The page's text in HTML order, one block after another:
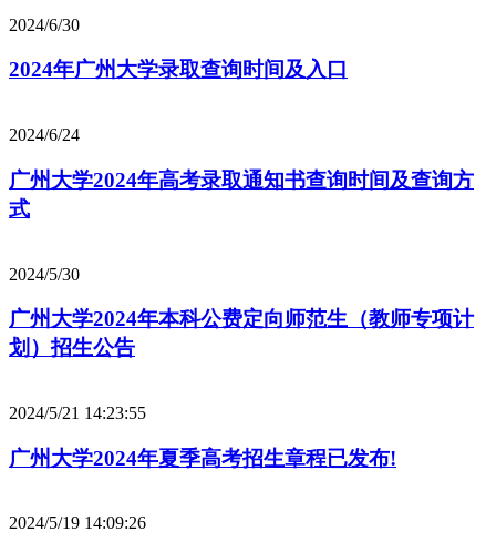
2024/6/30
2024年广州大学录取查询时间及入口
2024/6/24
广州大学2024年高考录取通知书查询时间及查询方
式
2024/5/30
广州大学2024年本科公费定向师范生（教师专项计
划）招生公告
2024/5/21 14:23:55
广州大学2024年夏季高考招生章程已发布!
2024/5/19 14:09:26